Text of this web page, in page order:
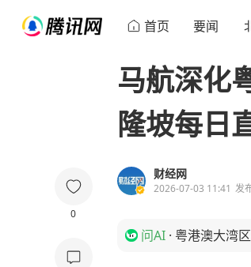
首页 要闻
0
马航深化
隆坡每日
财经网
2026-07-03 11:41 发
问AI · 粤港澳大湾